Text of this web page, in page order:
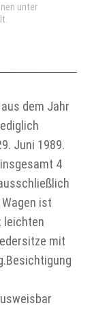
unter
dem Jahr
Juni 1989.
4
ist
leichten
mit